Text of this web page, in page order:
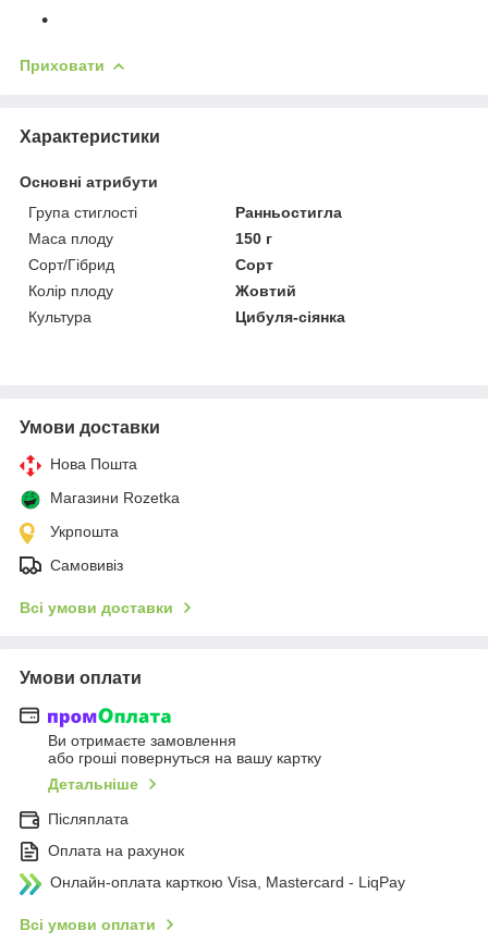
Приховати
Характеристики
Основні атрибути
Група стиглості
Ранньостигла
Маса плоду
150 г
Сорт/Гібрид
Сорт
Колір плоду
Жовтий
Культура
Цибуля-сіянка
Умови доставки
Нова Пошта
Магазини Rozetka
Укрпошта
Самовивіз
Всі умови доставки
Умови оплати
Ви отримаєте замовлення
або гроші повернуться на вашу картку
Детальніше
Післяплата
Оплата на рахунок
Онлайн-оплата карткою Visa, Mastercard - LiqPay
Всі умови оплати